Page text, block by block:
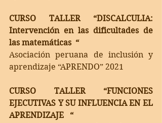
CURSO TALLER “DISCALCULIA:
Intervención en las dificultades de
las matemáticas  “
Asociación peruana de inclusión y
aprendizaje “APRENDO” 2021
CURSO TALLER “FUNCIONES
EJECUTIVAS Y SU INFLUENCIA EN EL
APRENDIZAJE   “